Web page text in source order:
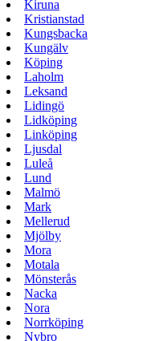
Kiruna
Kristianstad
Kungsbacka
Kungälv
Köping
Laholm
Leksand
Lidingö
Lidköping
Linköping
Ljusdal
Luleå
Lund
Malmö
Mark
Mellerud
Mjölby
Mora
Motala
Mönsterås
Nacka
Nora
Norrköping
Nybro